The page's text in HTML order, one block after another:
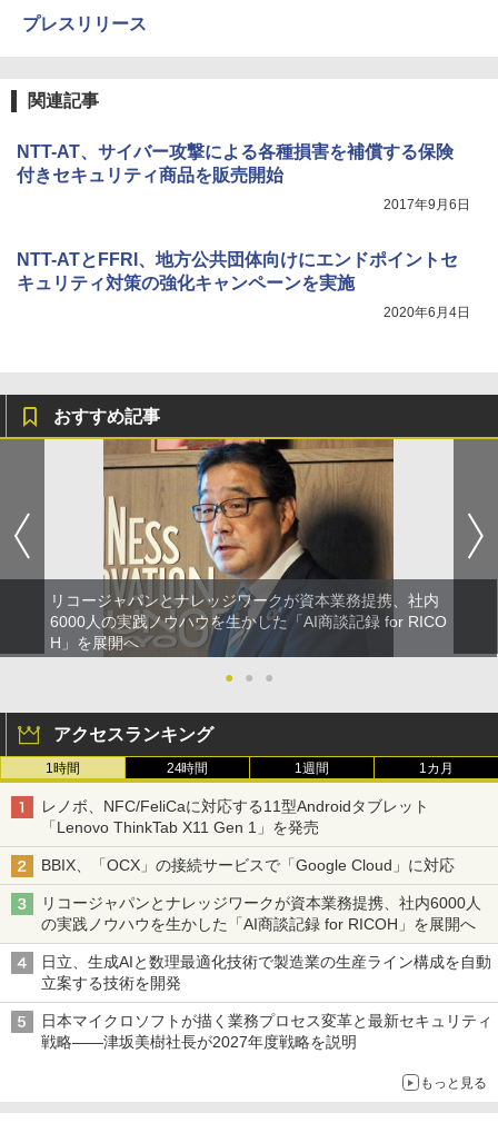
プレスリリース
関連記事
NTT-AT、サイバー攻撃による各種損害を補償する保険
付きセキュリティ商品を販売開始
2017年9月6日
NTT-ATとFFRI、地方公共団体向けにエンドポイントセ
キュリティ対策の強化キャンペーンを実施
2020年6月4日
おすすめ記事
リコージャパンとナレッジワークが資本業務提携、社内
6000人の実践ノウハウを生かした「AI商談記録 for RICO
H」を展開へ
●
● ●
アクセスランキング
1時間 24時間 1週間 1カ月
レノボ、NFC/FeliCaに対応する11型Androidタブレット
「Lenovo ThinkTab X11 Gen 1」を発売
BBIX、「OCX」の接続サービスで「Google Cloud」に対応
リコージャパンとナレッジワークが資本業務提携、社内6000人
の実践ノウハウを生かした「AI商談記録 for RICOH」を展開へ
日立、生成AIと数理最適化技術で製造業の生産ライン構成を自動
立案する技術を開発
日本マイクロソフトが描く業務プロセス変革と最新セキュリティ
戦略――津坂美樹社長が2027年度戦略を説明
もっと見る